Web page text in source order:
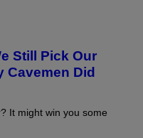
Still Pick Our
Cavemen Did
It might win you some